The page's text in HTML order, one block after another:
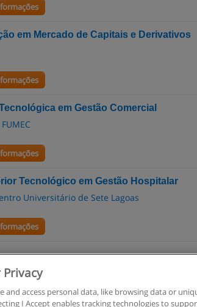
em Mercado de Capitais e Derivativos
em Gestão Comercial
Tecnológico em Gestão Hospitalar
Universitário de Sete Lagoas
and access personal data, like browsing data or
I Accept enables tracking technologies to